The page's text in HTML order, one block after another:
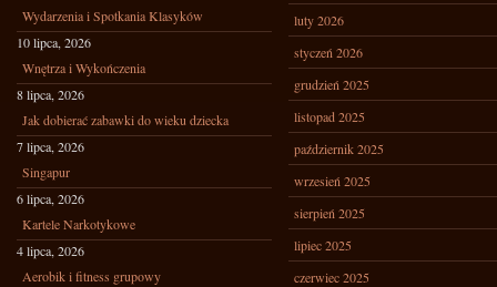
Wydarzenia i Spotkania Klasyków
10 lipca, 2026
Wnętrza i Wykończenia
8 lipca, 2026
Jak dobierać zabawki do wieku dziecka
7 lipca, 2026
Singapur
6 lipca, 2026
Kartele Narkotykowe
4 lipca, 2026
Aerobik i fitness grupowy
luty 2026
styczeń 2026
grudzień 2025
listopad 2025
październik 2025
wrzesień 2025
sierpień 2025
lipiec 2025
czerwiec 2025